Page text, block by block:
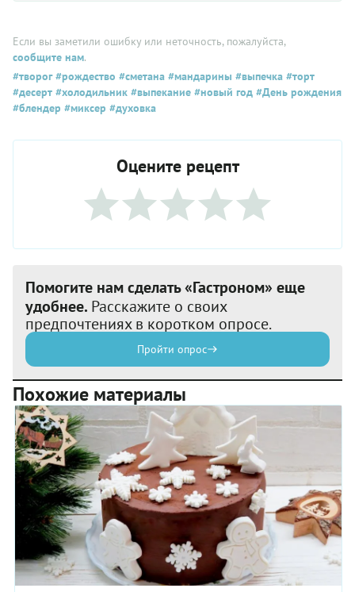
Если вы заметили ошибку или неточность, пожалуйста,
сообщите нам.
#творог#рождество #сметана #мандарины #выпечка #торт
#десерт #холодильник #выпекание #новый год #День рождения
#блендер #миксер #духовка
Оцените рецепт
Помогите нам сделать «Гастроном» еще
удобнее. Расскажите о своих
предпочтениях в коротком опросе.
Пройти опрос
Похожие материалы